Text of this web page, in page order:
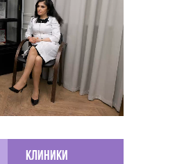
КЛИНИКИ